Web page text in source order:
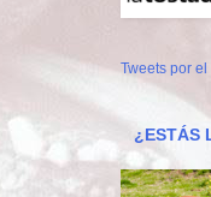
Tweets por
¿ESTÁS